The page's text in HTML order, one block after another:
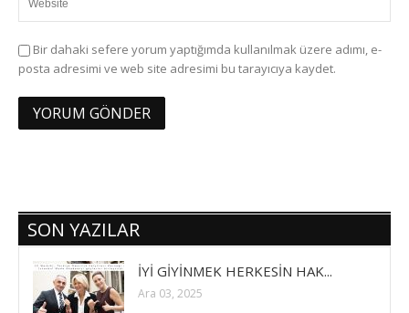
Bir dahaki sefere yorum yaptığımda kullanılmak üzere adımı, e-
posta adresimi ve web site adresimi bu tarayıcıya kaydet.
SON YAZILAR
İYİ GİYİNMEK HERKESİN HAK...
Ara 03, 2025